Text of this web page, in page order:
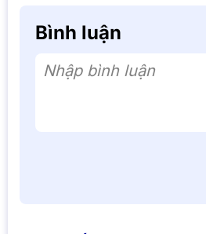
Bình luận
Nhập bình luận